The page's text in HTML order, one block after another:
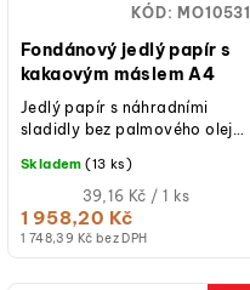
Fondánový jedlý papír s
kakaovým máslem A4
1 748,39 Kč bez DPH
1 958,20 Kč
Měrná
cena:
39,16 Kč / 1 ks
Skladem (13 ks)
Jedlý papír s náhradními
sladidly bez palmového oleje
kvalitní jedlý papír pro
KÓD:MO10531